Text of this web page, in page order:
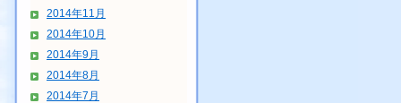
2014年11月
2014年10月
2014年9月
2014年8月
2014年7月